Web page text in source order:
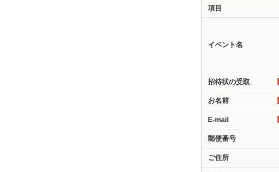
項目
イベント名
招待状の受取
お名前
E-mail
郵便番号
ご住所